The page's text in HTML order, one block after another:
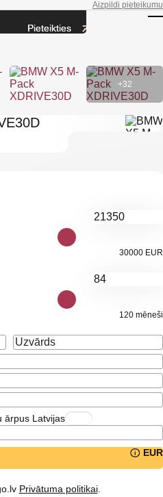
Aizpildi pieteikumu
+32
30000 EUR
120 mēneši
ārpus Latvijas
EUR
Privātuma politikai.